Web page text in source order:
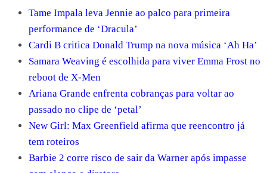
Tame Impala leva Jennie ao palco para primeira
performance de ‘Dracula’
Cardi B critica Donald Trump na nova música ‘Ah Ha’
Samara Weaving é escolhida para viver Emma Frost no
reboot de X-Men
Ariana Grande enfrenta cobranças para voltar ao
passado no clipe de ‘petal’
New Girl: Max Greenfield afirma que reencontro já
tem roteiros
Barbie 2 corre risco de sair da Warner após impasse